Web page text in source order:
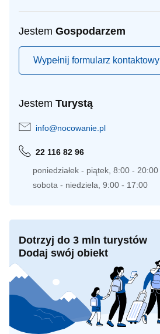
Jestem Gospodarzem
Wypełnij formularz kontaktowy
Jestem Turystą
info@nocowanie.pl
22 116 82 96
poniedziałek - piątek, 8:00 - 20:00
sobota - niedziela, 9:00 - 17:00
Dotrzyj do 3 mln turystów
Dodaj swój obiekt